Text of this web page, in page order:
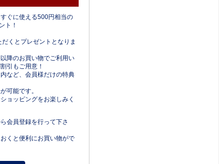
ぐに使える500円相当の
ト！
くとプレゼントとなりま
降のお買い物でご利用い
引もご用意！
など、会員様だけの特典
可能です。
ョッピングをお楽しみく
会員登録を行って下さ
くと便利にお買い物がで